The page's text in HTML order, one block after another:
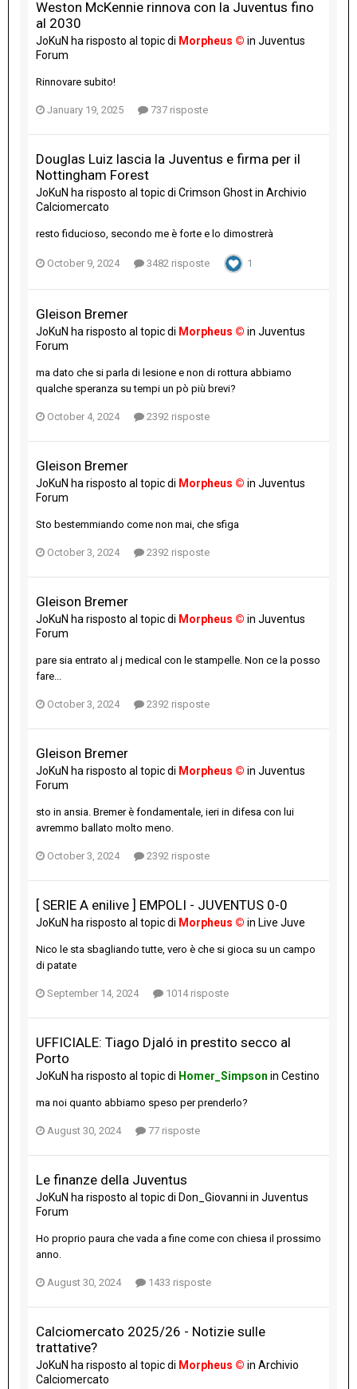
Weston McKennie rinnova con la Juventus fino
al 2030
JoKuN ha risposto al topic di Morpheus © in Juventus
Forum
Rinnovare subito!
January 19, 2025 737 risposte
Douglas Luiz lascia la Juventus e firma per il
Nottingham Forest
JoKuN ha risposto al topic di Crimson Ghostin Archivio
Calciomercato
resto fiducioso, secondo me è forte e lo dimostrerà
October 9, 2024 3482 risposte 1
Gleison Bremer
JoKuN ha risposto al topic di Morpheus © in Juventus
Forum
ma dato che si parla di lesione e non di rottura abbiamo
qualche speranza su tempi un pò più brevi?
October 4, 2024 2392 risposte
Gleison Bremer
JoKuN ha risposto al topic di Morpheus © in Juventus
Forum
Sto bestemmiando come non mai, che sfiga
October 3, 2024 2392 risposte
Gleison Bremer
JoKuN ha risposto al topic di Morpheus © in Juventus
Forum
pare sia entrato al j medical con le stampelle. Non ce la posso
fare...
October 3, 2024 2392 risposte
Gleison Bremer
JoKuN ha risposto al topic di Morpheus © in Juventus
Forum
sto in ansia. Bremer è fondamentale, ieri in difesa con lui
avremmo ballato molto meno.
October 3, 2024 2392 risposte
[ SERIE A enilive ] EMPOLI - JUVENTUS 0-0
JoKuN ha risposto al topic di Morpheus © in Live Juve
Nico le sta sbagliando tutte, vero è che si gioca su un campo
di patate
September 14, 2024 1014 risposte
UFFICIALE: Tiago Djaló in prestito secco al
Porto
JoKuN ha risposto al topic di Homer_Simpson in Cestino
ma noi quanto abbiamo speso per prenderlo?
August 30, 2024 77 risposte
Le finanze della Juventus
JoKuN ha risposto al topic di Don_Giovanni in Juventus
Forum
Ho proprio paura che vada a fine come con chiesa il prossimo
anno.
August 30, 2024 1433 risposte
Calciomercato 2025/26 - Notizie sulle
trattative?
JoKuN ha risposto al topic di Morpheus © in Archivio
Calciomercato